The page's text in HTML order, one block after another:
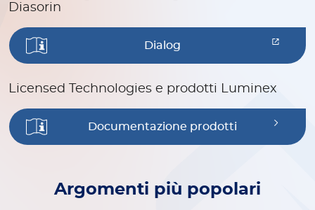
Diasorin
Dialog
Licensed Technologies e prodotti Luminex
Documentazione prodotti
Argomenti più popolari